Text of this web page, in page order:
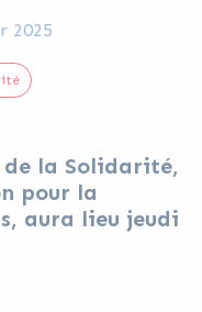
2025
la Solidarité,
pour la
aura lieu jeudi